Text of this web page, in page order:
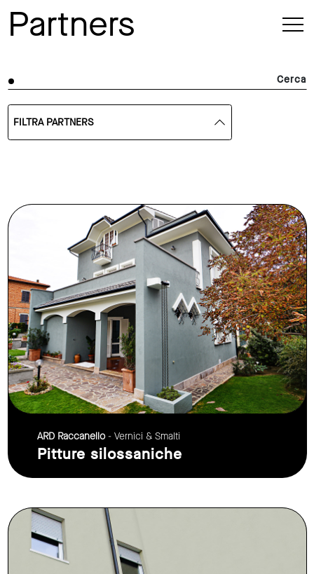
Partners
Cerca
FILTRA PARTNERS
ARD Raccanello- Vernici & Smalti
Pitture silossaniche